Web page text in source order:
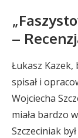
–
Łukasz Kazek,
spisał i
Wojciecha
miała bardzo
Szczeciniak